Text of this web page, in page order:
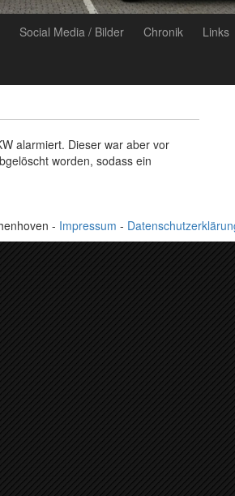
Social Media / Bilder Chronik Links
alarmiert. Dieser war aber vor
worden, sodass ein
- Impressum -